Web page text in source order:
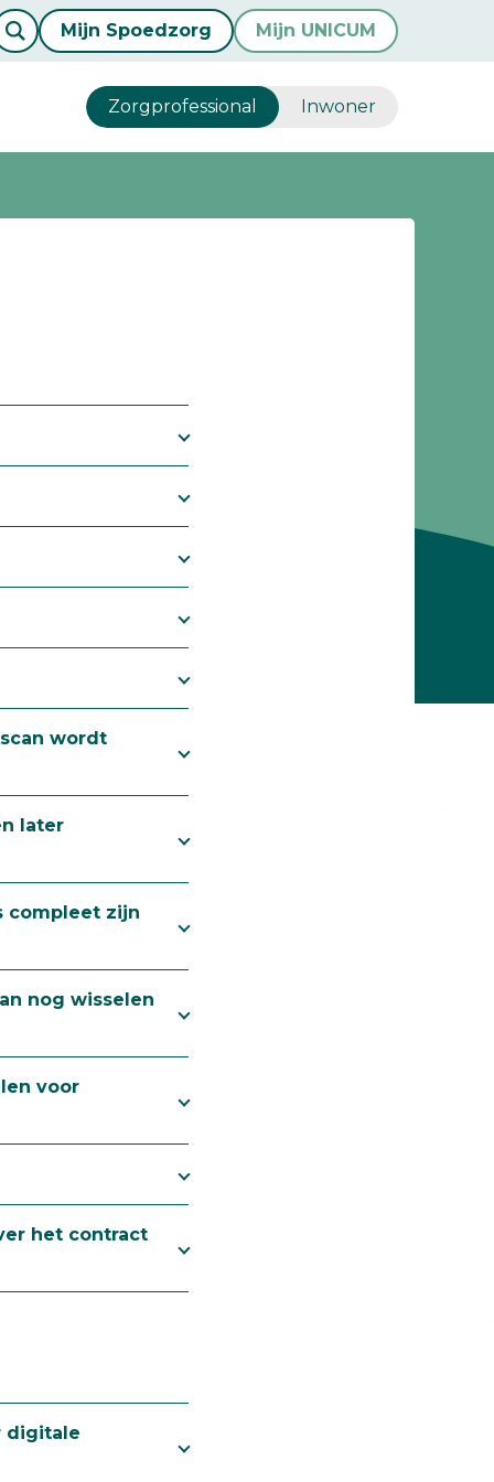
Mijn Spoedzorg Mijn UNICUM
Zorgprofessional Inwoner
wordt
later
compleet zijn
nog wisselen
voor
het contract
digitale